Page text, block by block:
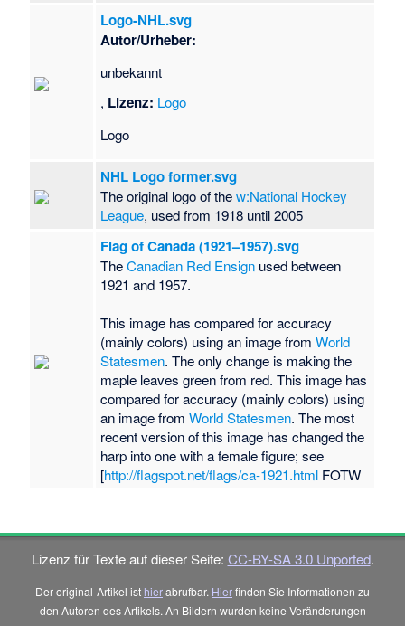
Logo-NHL.svg
Autor/Urheber:
unbekannt
, Lizenz: Logo
Logo
NHL Logo former.svg
The original logo of thew:National Hockey
League, used from 1918 until 2005
Flag of Canada (1921–1957).svg
TheCanadian Red Ensign used between
1921 and 1957.
This image has compared for accuracy
(mainly colors) using an image fromWorld
Statesmen. The only change is making the
maple leaves green from red. This image has
compared for accuracy (mainly colors) using
an image fromWorld Statesmen. The most
recent version of this image has changed the
harp into one with a female figure; see
[http://flagspot.net/flags/ca-1921.html FOTW
Lizenz für Texte auf dieser Seite: CC-BY-SA 3.0 Unported.
Der original-Artikel ist hierabrufbar. Hierfinden Sie Informationen zu
den Autoren des Artikels. An Bildern wurden keine Veränderungen